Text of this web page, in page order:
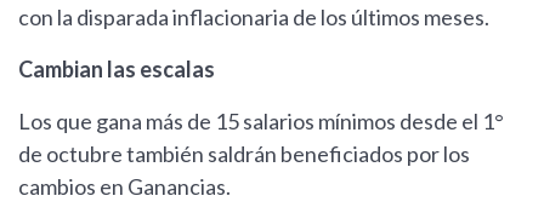
con la disparada inflacionaria de los últimos meses.
Cambian las escalas
Los que gana más de 15 salarios mínimos desde el 1°
de octubre también saldrán beneficiados por los
cambios en Ganancias.